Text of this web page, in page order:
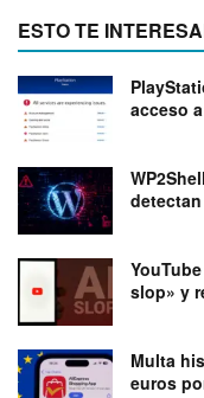
ESTO TE
acceso
slop» y
Multa
euros